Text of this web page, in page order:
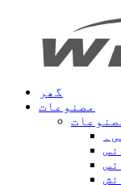
گھر
مصنوعات